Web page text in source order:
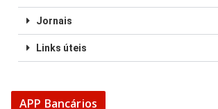
Jornais
Links úteis
APP Bancários